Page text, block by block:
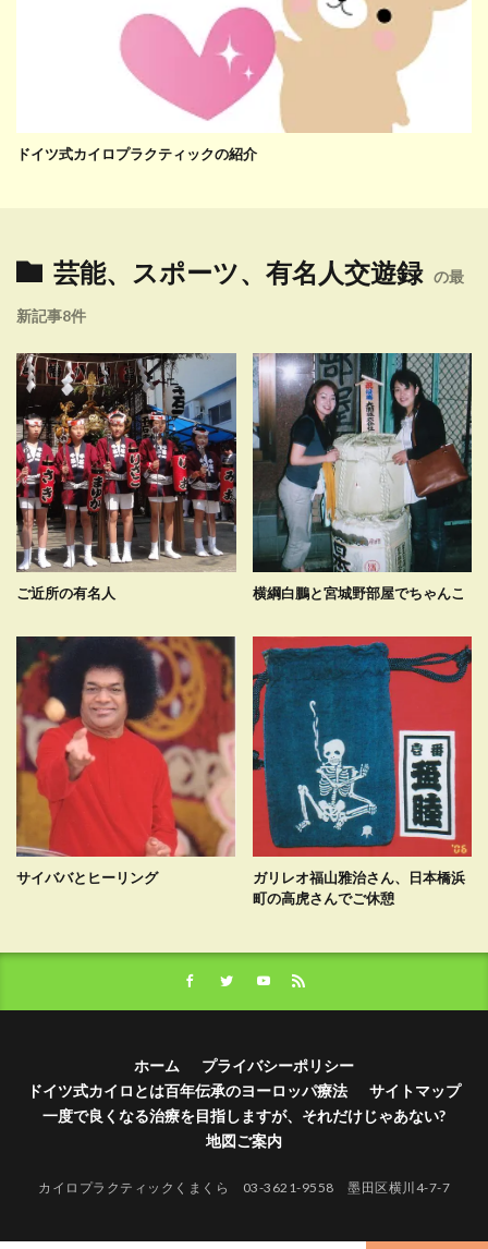
ドイツ式カイロプラクティックの紹介
芸能、スポーツ、有名人交遊録 の最
新記事8件
ご近所の有名人 横綱白鵬と宮城野部屋でちゃんこ
サイババとヒーリング
ガリレオ福山雅治さん、日本橋浜
町の高虎さんでご休憩
ホーム
プライバシーポリシー
ドイツ式カイロとは百年伝承のヨーロッパ療法
サイトマップ
一度で良くなる治療を目指しますが、それだけじゃあない?
地図ご案内
カイロプラクティックくまくら 03-3621-9558 墨田区横川4-7-7